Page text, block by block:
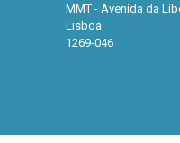
MMT - Avenida da
Lisboa
1269-046